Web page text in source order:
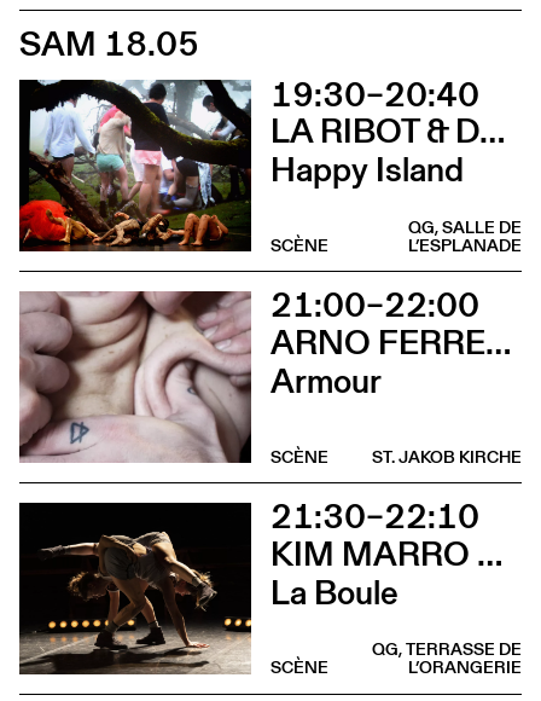
SAM 18.05
19:30–20:40
LA RIBOT & DANÇANDO COM A DIFERENÇA
Happy Island
QG, SALLE DE
L’ESPLANADE
SCÈNE
21:00–22:00
ARNO FERRERA & GILLES POLET
Armour
ST. JAKOB KIRCHE
SCÈNE
21:30–22:10
KIM MARRO & LIAM LELARGE
La Boule
QG, TERRASSE DE
L’ORANGERIE
SCÈNE